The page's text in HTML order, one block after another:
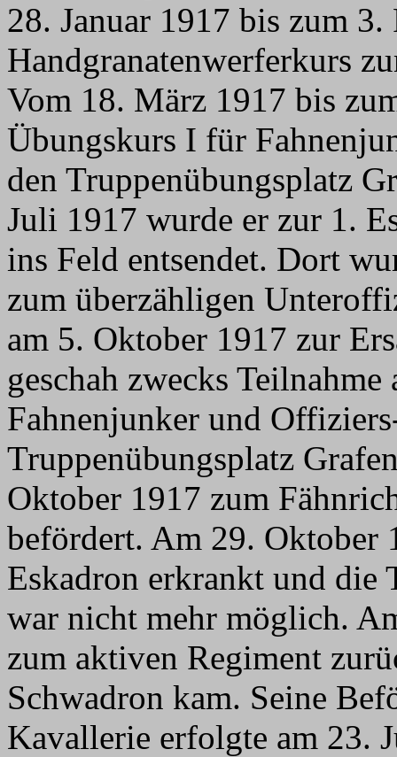
28. Januar 1917 bis zum
Handgranatenwerferkurs
Vom 18. März 1917 bis
Übungskurs I für
den Truppenübungsplatz
Juli 1917 wurde er zur 1.
ins Feld entsendet. Dort
zum überzähligen
am 5. Oktober 1917 zur
geschah zwecks
Fahnenjunker und
Truppenübungsplatz
Oktober 1917 zum
befördert. Am 29. Oktober
Eskadron erkrankt und die
war nicht mehr möglich.
zum aktiven Regiment
Schwadron kam. Seine
Kavallerie erfolgte am 23.